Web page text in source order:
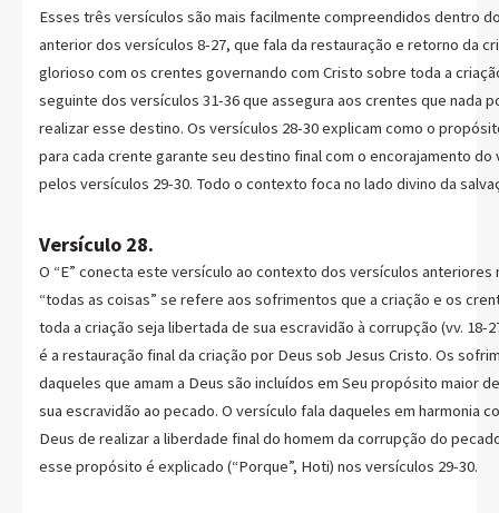
Esses três versículos são mais facilmente compreendidos dentro
anterior dos versículos 8-27, que fala da restauração e retorno da
glorioso com os crentes governando com Cristo sobre toda a
seguinte dos versículos 31-36 que assegura aos crentes que nada
realizar esse destino. Os versículos 28-30 explicam como o
para cada crente garante seu destino final com o encorajamento do
pelos versículos 29-30. Todo o contexto foca no lado divino da
Versículo 28.
O “E” conecta este versículo ao contexto dos versículos anteriores
“todas as coisas” se refere aos sofrimentos que a criação e os
toda a criação seja libertada de sua escravidão à corrupção (vv. 18-
é a restauração final da criação por Deus sob Jesus Cristo. Os
daqueles que amam a Deus são incluídos em Seu propósito maior
sua escravidão ao pecado. O versículo fala daqueles em harmonia
Deus de realizar a liberdade final do homem da corrupção do
esse propósito é explicado (“Porque”, Hoti) nos versículos 29-30.